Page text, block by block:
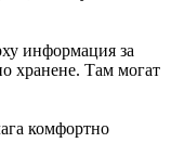
информация за
хранене. Там могат
комфортно